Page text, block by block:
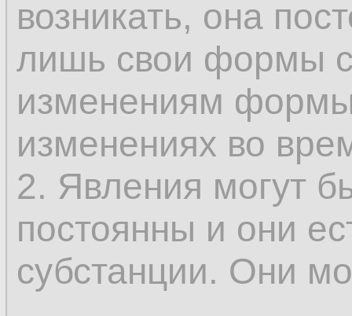
возможным
одного состояния
бытию, которые,
эмпирически
как сменяющиеся
сохраняется.
существовать
возникать, она
лишь свои формы
изменениям
изменениях во
2. Явления могут
постоянны и они
субстанции. Они